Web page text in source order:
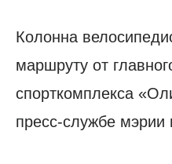
Колонна
маршруту от
спорткомплекса
пресс-службе мэрии